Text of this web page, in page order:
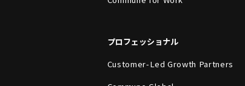
プロフェッショナル
Customer-Led Growth Partners